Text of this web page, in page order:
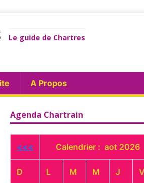
Le guide de Chartres
A Propos
Agenda Chartrain
<<< Calendrier : aot 2026
D L M M J V